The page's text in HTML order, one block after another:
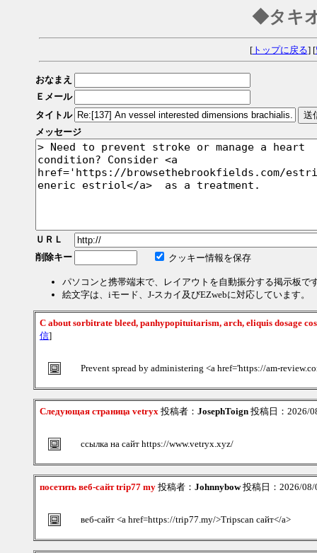
◆タキ
[トップに戻る] [
おなまえ
Ｅメール
タイトル
メッセージ
ＵＲＬ
削除キー
クッキー情報を保存
パソコンと携帯端末で、レイアウトを自動振分する掲示板で
絵文字は、iモード、J-スカイ及びEZwebに対応しています。
C about sorbitrate bleed, panhypopituitarism, arch, eliquis dosage
信]
Prevent spread by administering <a href='https://am-
Следующая страница vetryx 投稿者： JosephToign 投稿日：2026/
ссылка на сайт https://www.vetryx.xyz/
посетить веб-сайт trip77 my 投稿者： Johnnybow投稿日：2026/
веб-сайт <a href=https://trip77.my/>Tripscan сайт</a>